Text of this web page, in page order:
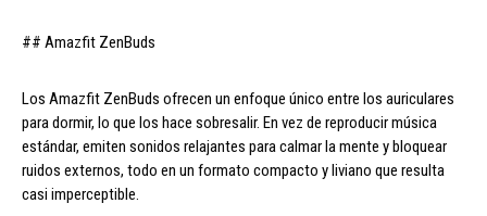
## Amazfit ZenBuds
Los Amazfit ZenBuds ofrecen un enfoque único entre los auriculares
para dormir, lo que los hace sobresalir. En vez de reproducir música
estándar, emiten sonidos relajantes para calmar la mente y bloquear
ruidos externos, todo en un formato compacto y liviano que resulta
casi imperceptible.